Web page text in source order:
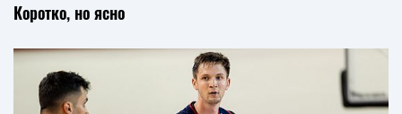
Коротко, но ясно